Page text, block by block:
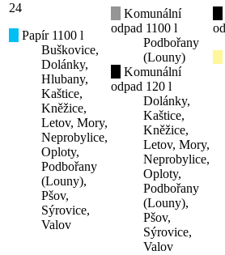
24
Papír 1100 l
Buškovice,
Dolánky,
Hlubany,
Kaštice,
Kněžice,
Letov, Mory,
Neprobylice,
Oploty,
Podbořany
(Louny),
Pšov,
Sýrovice,
Valov
Komunální
odpad 1100 l
Podbořany
(Louny)
Komunální
odpad 120 l
Dolánky,
Kaštice,
Kněžice,
Letov, Mory,
Neprobylice,
Oploty,
Podbořany
(Louny),
Pšov,
Sýrovice,
Valov